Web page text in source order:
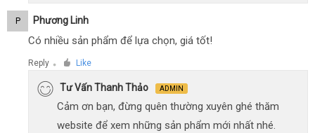
P Phương Linh
Có nhiều sản phẩm để lựa chọn, giá tốt!
Reply ● Like
Tư Vấn Thanh Thảo ADMIN
Cảm ơn bạn, đừng quên thường xuyên ghé thăm
website để xem những sản phẩm mới nhất nhé.